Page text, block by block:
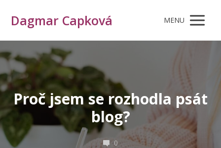
Dagmar Capková MENU
Proč jsem se rozhodla psát
blog?
0